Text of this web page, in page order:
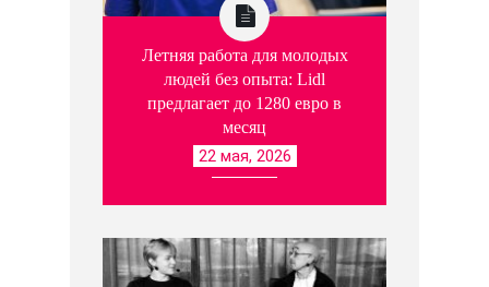
Летняя работа для молодых
людей без опыта: Lidl
предлагает до 1280 евро в
месяц
22 мая, 2026